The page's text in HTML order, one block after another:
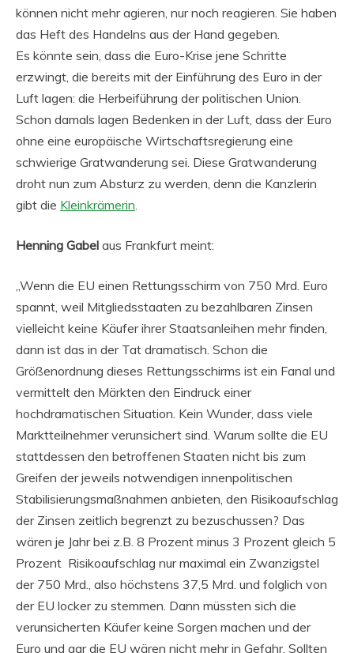
können nicht mehr agieren, nur noch reagieren. Sie haben
das Heft des Handelns aus der Hand gegeben.
Es könnte sein, dass die Euro-Krise jene Schritte
erzwingt, die bereits mit der Einführung des Euro in der
Luft lagen: die Herbeiführung der politischen Union.
Schon damals lagen Bedenken in der Luft, dass der Euro
ohne eine europäische Wirtschaftsregierung eine
schwierige Gratwanderung sei. Diese Gratwanderung
droht nun zum Absturz zu werden, denn die Kanzlerin
gibt die Kleinkrämerin.
Henning Gabel aus Frankfurt meint:
„Wenn die EU einen Rettungsschirm von 750 Mrd. Euro
spannt, weil Mitgliedsstaaten zu bezahlbaren Zinsen
vielleicht keine Käufer ihrer Staatsanleihen mehr finden,
dann ist das in der Tat dramatisch. Schon die
Größenordnung dieses Rettungsschirms ist ein Fanal und
vermittelt den Märkten den Eindruck einer
hochdramatischen Situation. Kein Wunder, dass viele
Marktteilnehmer verunsichert sind. Warum sollte die EU
stattdessen den betroffenen Staaten nicht bis zum
Greifen der jeweils notwendigen innenpolitischen
Stabilisierungsmaßnahmen anbieten, den Risikoaufschlag
der Zinsen zeitlich begrenzt zu bezuschussen? Das
wären je Jahr bei z.B. 8 Prozent minus 3 Prozent gleich 5
Prozent Risikoaufschlag nur maximal ein Zwanzigstel
der 750 Mrd., also höchstens 37,5 Mrd. und folglich von
der EU locker zu stemmen. Dann müssten sich die
verunsicherten Käufer keine Sorgen machen und der
Euro und gar die EU wären nicht mehr in Gefahr. Sollten